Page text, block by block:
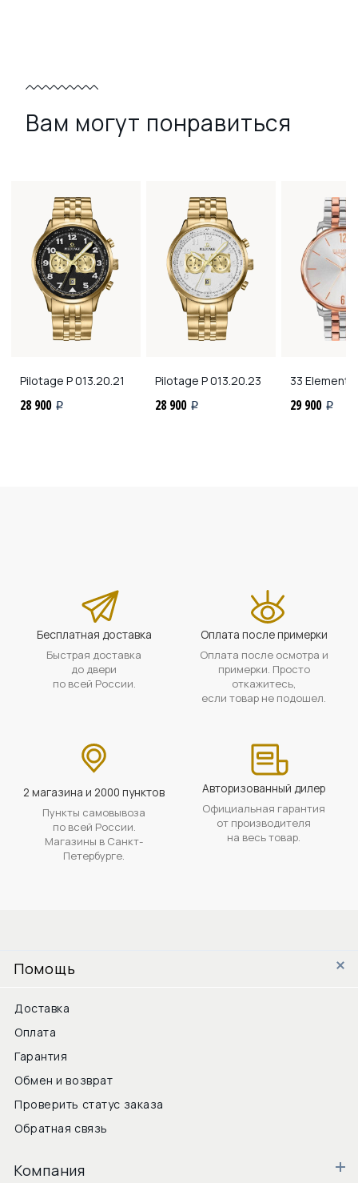
Вам могут понравиться
Pilotage P 013.20.21
28 900 i
Pilotage P 013.20.23
28 900 i
33 Element
29 900 i
Бесплатная доставка
Быстрая доставка
до двери
по всей России.
Оплата после примерки
Оплата после осмотра и
примерки. Просто
откажитесь,
если товар не подошел.
2 магазина и 2000 пунктов
Пункты самовывоза
по всей России.
Магазины в Санкт-
Петербурге.
Авторизованный дилер
Официальная гарантия
от производителя
на весь товар.
Помощь
Доставка
Оплата
Гарантия
Обмен и возврат
Проверить статус заказа
Обратная связь
Компания